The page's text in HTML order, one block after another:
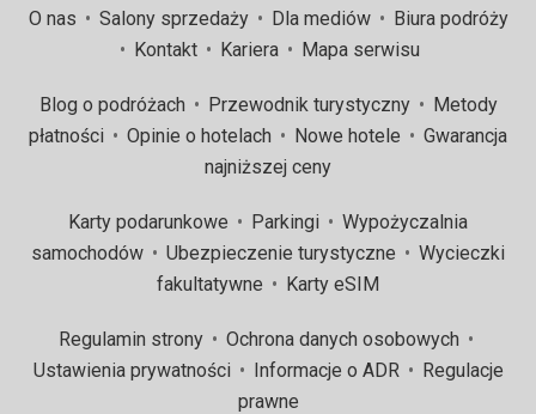
O nas Salony sprzedaży Dla mediów
Biura podróży
Kontakt
Kariera Mapa serwisu
Blog o podróżach Przewodnik turystyczny
Metody
płatności
Opinie o hotelach Nowe hotele
Gwarancja
najniższej ceny
Karty podarunkowe Parkingi
Wypożyczalnia
samochodów
Ubezpieczenie turystyczne
Wycieczki
fakultatywne
Karty eSIM
Regulamin strony
Ochrona danych osobowych
Ustawienia prywatności
Informacje o ADR
Regulacje
prawne